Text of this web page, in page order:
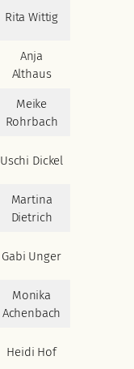
Rita Wittig
Anja
Althaus
Meike
Rohrbach
Uschi Dickel
Martina
Dietrich
Gabi Unger
Monika
Achenbach
Heidi Hof